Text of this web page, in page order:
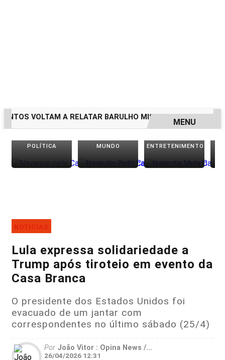
VOLTAM A RELATAR BARULHO MISTERIOSO VINDO DO
EM ALTA
MENU
POLÍTICA MUNDO ENTRETENIMENTO
NOTÍCIAS
Lula expressa solidariedade a
Trump após tiroteio em evento da
Casa Branca
O presidente dos Estados Unidos foi
evacuado de um jantar com
correspondentes no último sábado (25/4)
Por João Vitor : Opina News /...
26/04/2026 12:31